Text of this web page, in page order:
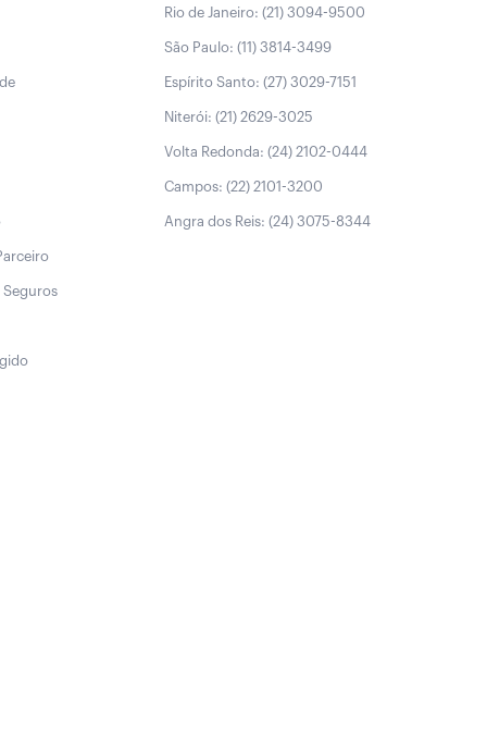
Seguros
Rio de Janeiro: (21) 3094-9500
São Paulo: (11) 3814-3499
Espírito Santo: (27) 3029-7151
Niterói: (21) 2629-3025
Volta Redonda: (24) 2102-0444
Campos: (22) 2101-3200
Angra dos Reis: (24) 3075-8344